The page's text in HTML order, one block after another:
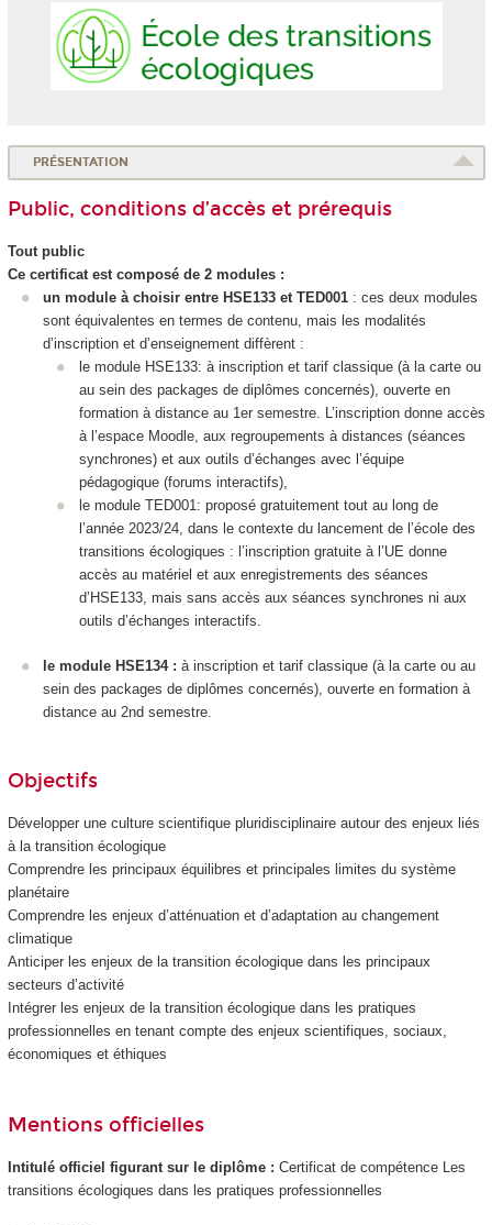
PRÉSENTATION
Public, conditions d’accès et prérequis
Tout public
Ce certificat est composé de 2 modules :
un module à choisir entre HSE133 et TED001 : ces deux modules
sont équivalentes en termes de contenu, mais les modalités
d’inscription et d’enseignement diffèrent :
le module HSE133: à inscription et tarif classique (à la carte ou
au sein des packages de diplômes concernés), ouverte en
formation à distance au 1er semestre. L’inscription donne accès
à l’espace Moodle, aux regroupements à distances (séances
synchrones) et aux outils d’échanges avec l’équipe
pédagogique (forums interactifs),
le module TED001: proposé gratuitement tout au long de
l’année 2023/24, dans le contexte du lancement de l’école des
transitions écologiques : l’inscription gratuite à l’UE donne
accès au matériel et aux enregistrements des séances
d’HSE133, mais sans accès aux séances synchrones ni aux
outils d’échanges interactifs.
le module HSE134 : à inscription et tarif classique (à la carte ou au
sein des packages de diplômes concernés), ouverte en formation à
distance au 2nd semestre.
Objectifs
Développer une culture scientifique pluridisciplinaire autour des enjeux liés
à la transition écologique
Comprendre les principaux équilibres et principales limites du système
planétaire
Comprendre les enjeux d’atténuation et d’adaptation au changement
climatique
Anticiper les enjeux de la transition écologique dans les principaux
secteurs d’activité
Intégrer les enjeux de la transition écologique dans les pratiques
professionnelles en tenant compte des enjeux scientifiques, sociaux,
économiques et éthiques
Mentions officielles
Intitulé officiel figurant sur le diplôme : Certificat de compétenceLes
transitions écologiques dans les pratiques professionnelles